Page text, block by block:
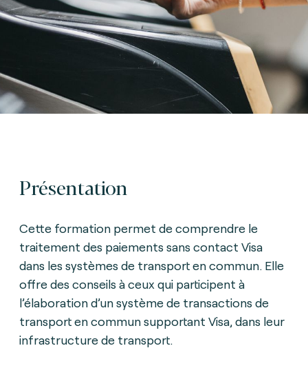
Présentation
Cette formation permet de comprendre le
traitement des paiements sans contact Visa
dans les systèmes de transport en commun. Elle
offre des conseils à ceux qui participent à
l’élaboration d’un système de transactions de
transport en commun supportant Visa, dans leur
infrastructure de transport.